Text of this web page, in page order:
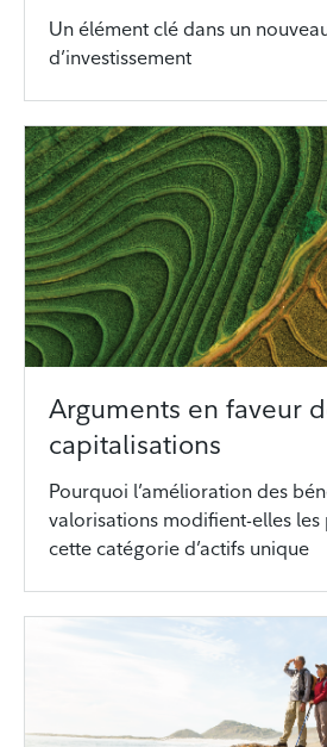
Un élément clé dans un
d’investissement
Arguments en faveur
capitalisations
Pourquoi l’amélioration des
valorisations modifient-elles les
cette catégorie d’actifs unique